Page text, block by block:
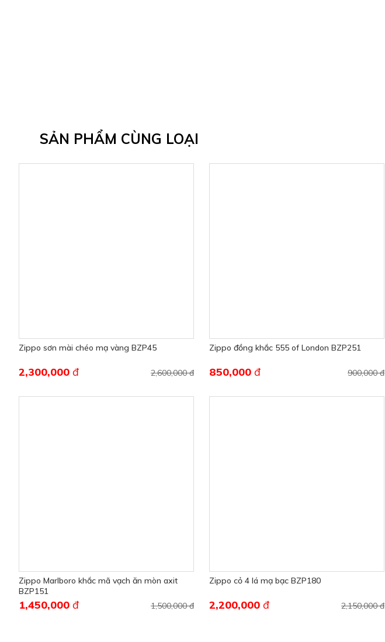
SẢN PHẨM CÙNG LOẠI
Zippo sơn mài chéo mạ vàng BZP45
2,600,000 đ
2,300,000 đ
Zippo đồng khắc 555 of London BZP251
900,000 đ
850,000 đ
Zippo Marlboro khắc mã vạch ăn mòn axit
BZP151
1,500,000 đ
1,450,000 đ
Zippo cỏ 4 lá mạ bạc BZP180
2,150,000 đ
2,200,000 đ